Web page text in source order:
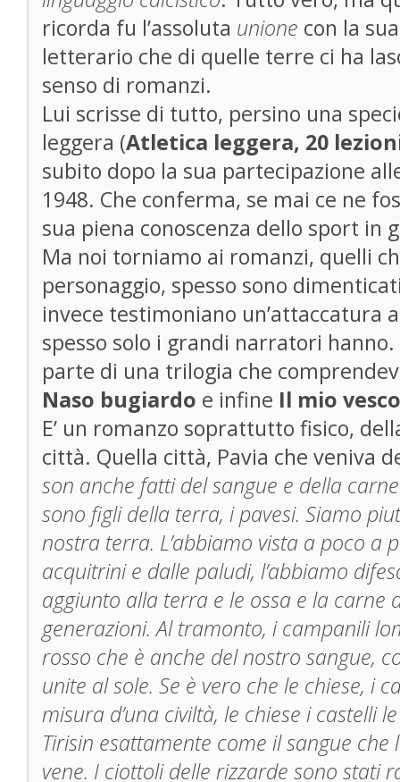
ricorda fu l’assoluta unione con la
letterario che di quelle terre ci ha
senso di romanzi.
Lui scrisse di tutto, persino una
leggera (Atletica leggera, 20
subito dopo la sua partecipazione
1948. Che conferma, se mai ce ne
sua piena conoscenza dello sport in
Ma noi torniamo ai romanzi, quelli
personaggio, spesso sono
invece testimoniano un’attaccatura
spesso solo i grandi narratori hanno.
parte di una trilogia che
Naso bugiardo e infine Il mio
E’ un romanzo soprattutto fisico,
città. Quella città, Pavia che veniva
son anche fatti del sangue e della
sono figli della terra, i pavesi. Siamo
nostra terra. L’abbiamo vista a poco a
acquitrini e dalle paludi, l’abbiamo
aggiunto alla terra e le ossa e la carne
generazioni. Al tramonto, i campanili
rosso che è anche del nostro sangue,
unite al sole. Se è vero che le chiese, i
misura d’una civiltà, le chiese i castelli
Tirisin esattamente come il sangue
vene. I ciottoli delle rizzarde sono stati